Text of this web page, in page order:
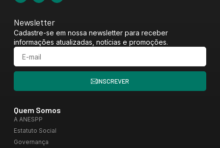
Quem Somos
A ANESPP
Estatuto Social
Governança
Newsletter
Cadastre-se em nossa newsletter para receber
informações atualizadas, notícias e promoções.
INSCREVER